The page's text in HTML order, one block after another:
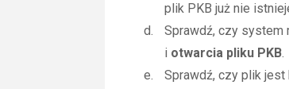
plik PKB już nie
Sprawdź, czy system
i otwarcia pliku PKB.
Sprawdź, czy plik jest